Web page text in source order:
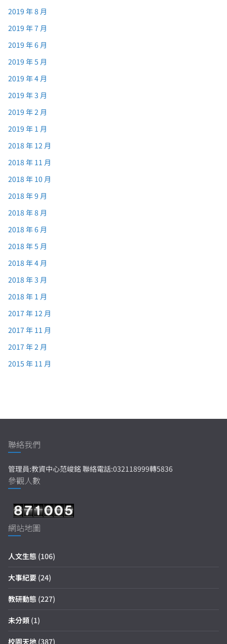
2019 年 8 月
2019 年 7 月
2019 年 6 月
2019 年 5 月
2019 年 4 月
2019 年 3 月
2019 年 2 月
2019 年 1 月
2018 年 12 月
2018 年 11 月
2018 年 10 月
2018 年 9 月
2018 年 8 月
2018 年 6 月
2018 年 5 月
2018 年 4 月
2018 年 3 月
2018 年 1 月
2017 年 12 月
2017 年 11 月
2017 年 2 月
2015 年 11 月
聯絡我們
管理員:教資中心范峻銘 聯絡電話:032118999轉5836
參觀人數
網站地圖
人文生態 (106)
大事紀要 (24)
教研動態 (227)
未分類 (1)
校園天地 (387)